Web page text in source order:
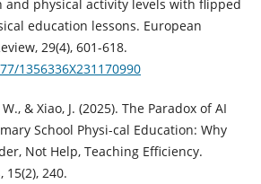
and physical activity levels with flipped
education lessons. European
29(4), 601-618.
1356336X231170990
& Xiao, J. (2025). The Paradox of AI
School Physi-cal Education: Why
Not Help, Teaching Efficiency.
15(2), 240.